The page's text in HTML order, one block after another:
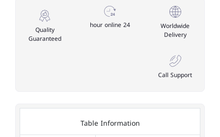
Worldwide
Delivery
24 hour online
Quality
Guaranteed
Call Support
Table Information